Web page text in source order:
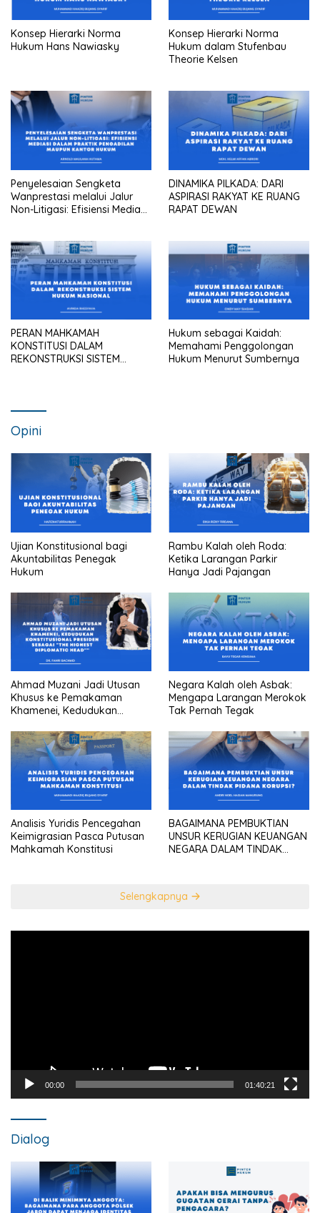
Konsep Hierarki Norma
Hukum Hans Nawiasky
Konsep Hierarki Norma
Hukum dalam Stufenbau
Theorie Kelsen
Penyelesaian Sengketa
Wanprestasi melalui Jalur
Non-Litigasi: Efisiensi Mediasi
DINAMIKA PILKADA: DARI
ASPIRASI RAKYAT KE RUANG
RAPAT DEWAN
PERAN MAHKAMAH
KONSTITUSI DALAM
REKONSTRUKSI SISTEM
Hukum sebagai Kaidah:
Memahami Penggolongan
Hukum Menurut Sumbernya
Opini
Ujian Konstitusional bagi
Akuntabilitas Penegak
Hukum
Rambu Kalah oleh Roda:
Ketika Larangan Parkir
Hanya Jadi Pajangan
Ahmad Muzani Jadi Utusan
Khusus ke Pemakaman
Khamenei, Kedudukan
sebagai “the highest
diplomatic head””
Negara Kalah oleh Asbak:
Mengapa Larangan Merokok
Tak Pernah Tegak
Analisis Yuridis Pencegahan
Keimigrasian Pasca Putusan
Mahkamah Konstitusi
BAGAIMANA PEMBUKTIAN
UNSUR KERUGIAN KEUANGAN
NEGARA DALAM TINDAK
Selengkapnya
00:00 01:40:21
Dialog